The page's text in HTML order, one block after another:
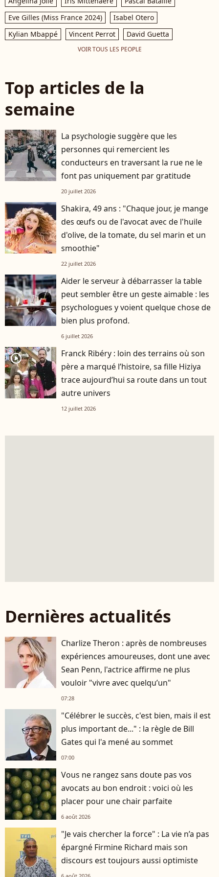
Eve Gilles (Miss France 2024)
Isabel Otero
Kylian Mbappé
Vincent Perrot David Guetta
VOIR TOUS LES PEOPLE
Top articles de la
semaine
La psychologie suggère que les
personnes qui remercient les
conducteurs en traversant la rue ne le
font pas uniquement par gratitude
20 juillet 2026
Shakira, 49 ans : "Chaque jour, je mange
des œufs ou de l'avocat avec de l'huile
d'olive, de la tomate, du sel marin et un
smoothie"
22 juillet 2026
Aider le serveur à débarrasser la table
peut sembler être un geste aimable : les
psychologues y voient quelque chose de
bien plus profond.
6 juillet 2026
player2
Franck Ribéry : loin des terrains où son
père a marqué l’histoire, sa fille Hiziya
trace aujourd’hui sa route dans un tout
autre univers
12 juillet 2026
Dernières actualités
Charlize Theron : après de nombreuses
expériences amoureuses, dont une avec
Sean Penn, l'actrice affirme ne plus
vouloir "vivre avec quelqu’un"
07:28
"Célébrer le succès, c'est bien, mais il est
plus important de..." : la règle de Bill
Gates qui l'a mené au sommet
07:00
Vous ne rangez sans doute pas vos
avocats au bon endroit : voici où les
placer pour une chair parfaite
6 août 2026
"Je vais chercher la force" : La vie n’a pas
épargné Firmine Richard mais son
discours est toujours aussi optimiste